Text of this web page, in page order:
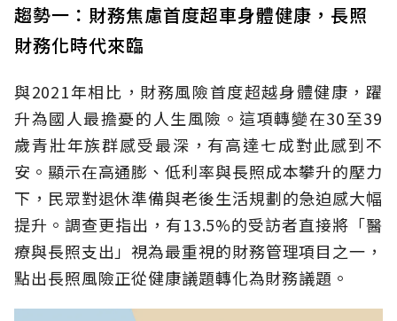
趨勢一：財務焦慮首度超車身體健康，長照
財務化時代來臨
與2021年相比，財務風險首度超越身體健康，躍
升為國人最擔憂的人生風險。這項轉變在30至39
歲青壯年族群感受最深，有高達七成對此感到不
安。顯示在高通膨、低利率與長照成本攀升的壓力
下，民眾對退休準備與老後生活規劃的急迫感大幅
提升。調查更指出，有13.5%的受訪者直接將「醫
療與長照支出」視為最重視的財務管理項目之一，
點出長照風險正從健康議題轉化為財務議題。